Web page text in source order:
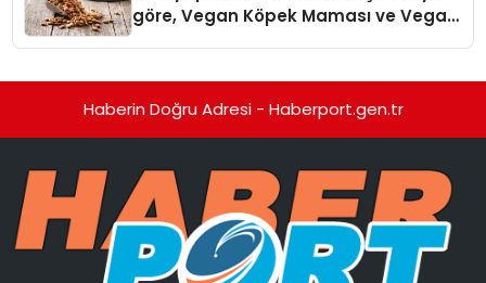
göre, Vegan Köpek Maması ve Vegan
Haberin Doğru Adresi - Haberport.gen.tr